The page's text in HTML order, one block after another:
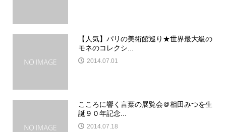
【人気】パリの美術館巡り★世界最大級の
モネのコレクシ...
2014.07.01
こころに響く言葉の展覧会＠相田みつを生
誕９０年記念...
2014.07.18